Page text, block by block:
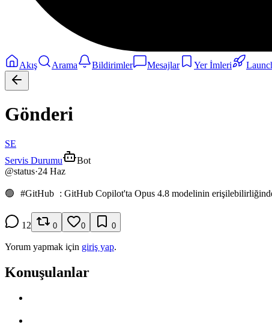
Akış Arama Bildirimler Mesajlar Yer İmleri
Gönderi
SE
Servis Durumu
Bot
@status·24 Haz
🟢 #GitHub : GitHub Copilot'ta Opus 4.8 modelinin
12 0 0 0
Yorum yapmak için giriş yap.
Konuşulanlar